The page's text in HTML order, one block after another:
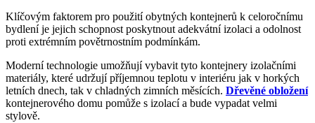
Klíčovým faktorem pro použití obytných kontejnerů k celoročnímu
bydlení je jejich schopnost poskytnout adekvátní izolaci a odolnost
proti extrémním povětrnostním podmínkám.
Moderní technologie umožňují vybavit tyto kontejnery izolačními
materiály, které udržují příjemnou teplotu v interiéru jak v horkých
letních dnech, tak v chladných zimních měsících. Dřevěné obložení
kontejnerového domu pomůže s izolací a bude vypadat velmi
stylově.